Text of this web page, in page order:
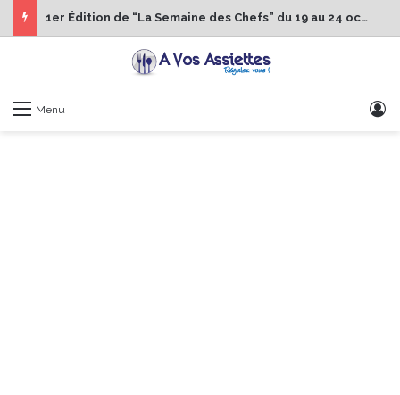
1er Édition de “La Semaine des Chefs” du 19 au 24 octobre 2026
Menu